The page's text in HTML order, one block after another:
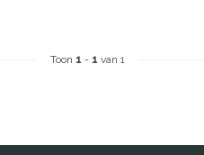
Toon 1 - 1 van 1